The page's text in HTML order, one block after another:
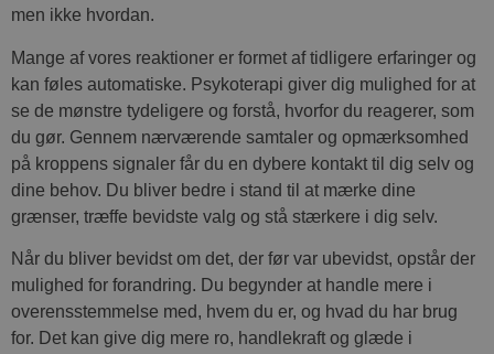
men ikke hvordan.
Mange af vores reaktioner er formet af tidligere erfaringer og
kan føles automatiske. Psykoterapi giver dig mulighed for at
se de mønstre tydeligere og forstå, hvorfor du reagerer, som
du gør. Gennem nærværende samtaler og opmærksomhed
på kroppens signaler får du en dybere kontakt til dig selv og
dine behov. Du bliver bedre i stand til at mærke dine
grænser, træffe bevidste valg og stå stærkere i dig selv.
Når du bliver bevidst om det, der før var ubevidst, opstår der
mulighed for forandring. Du begynder at handle mere i
overensstemmelse med, hvem du er, og hvad du har brug
for. Det kan give dig mere ro, handlekraft og glæde i